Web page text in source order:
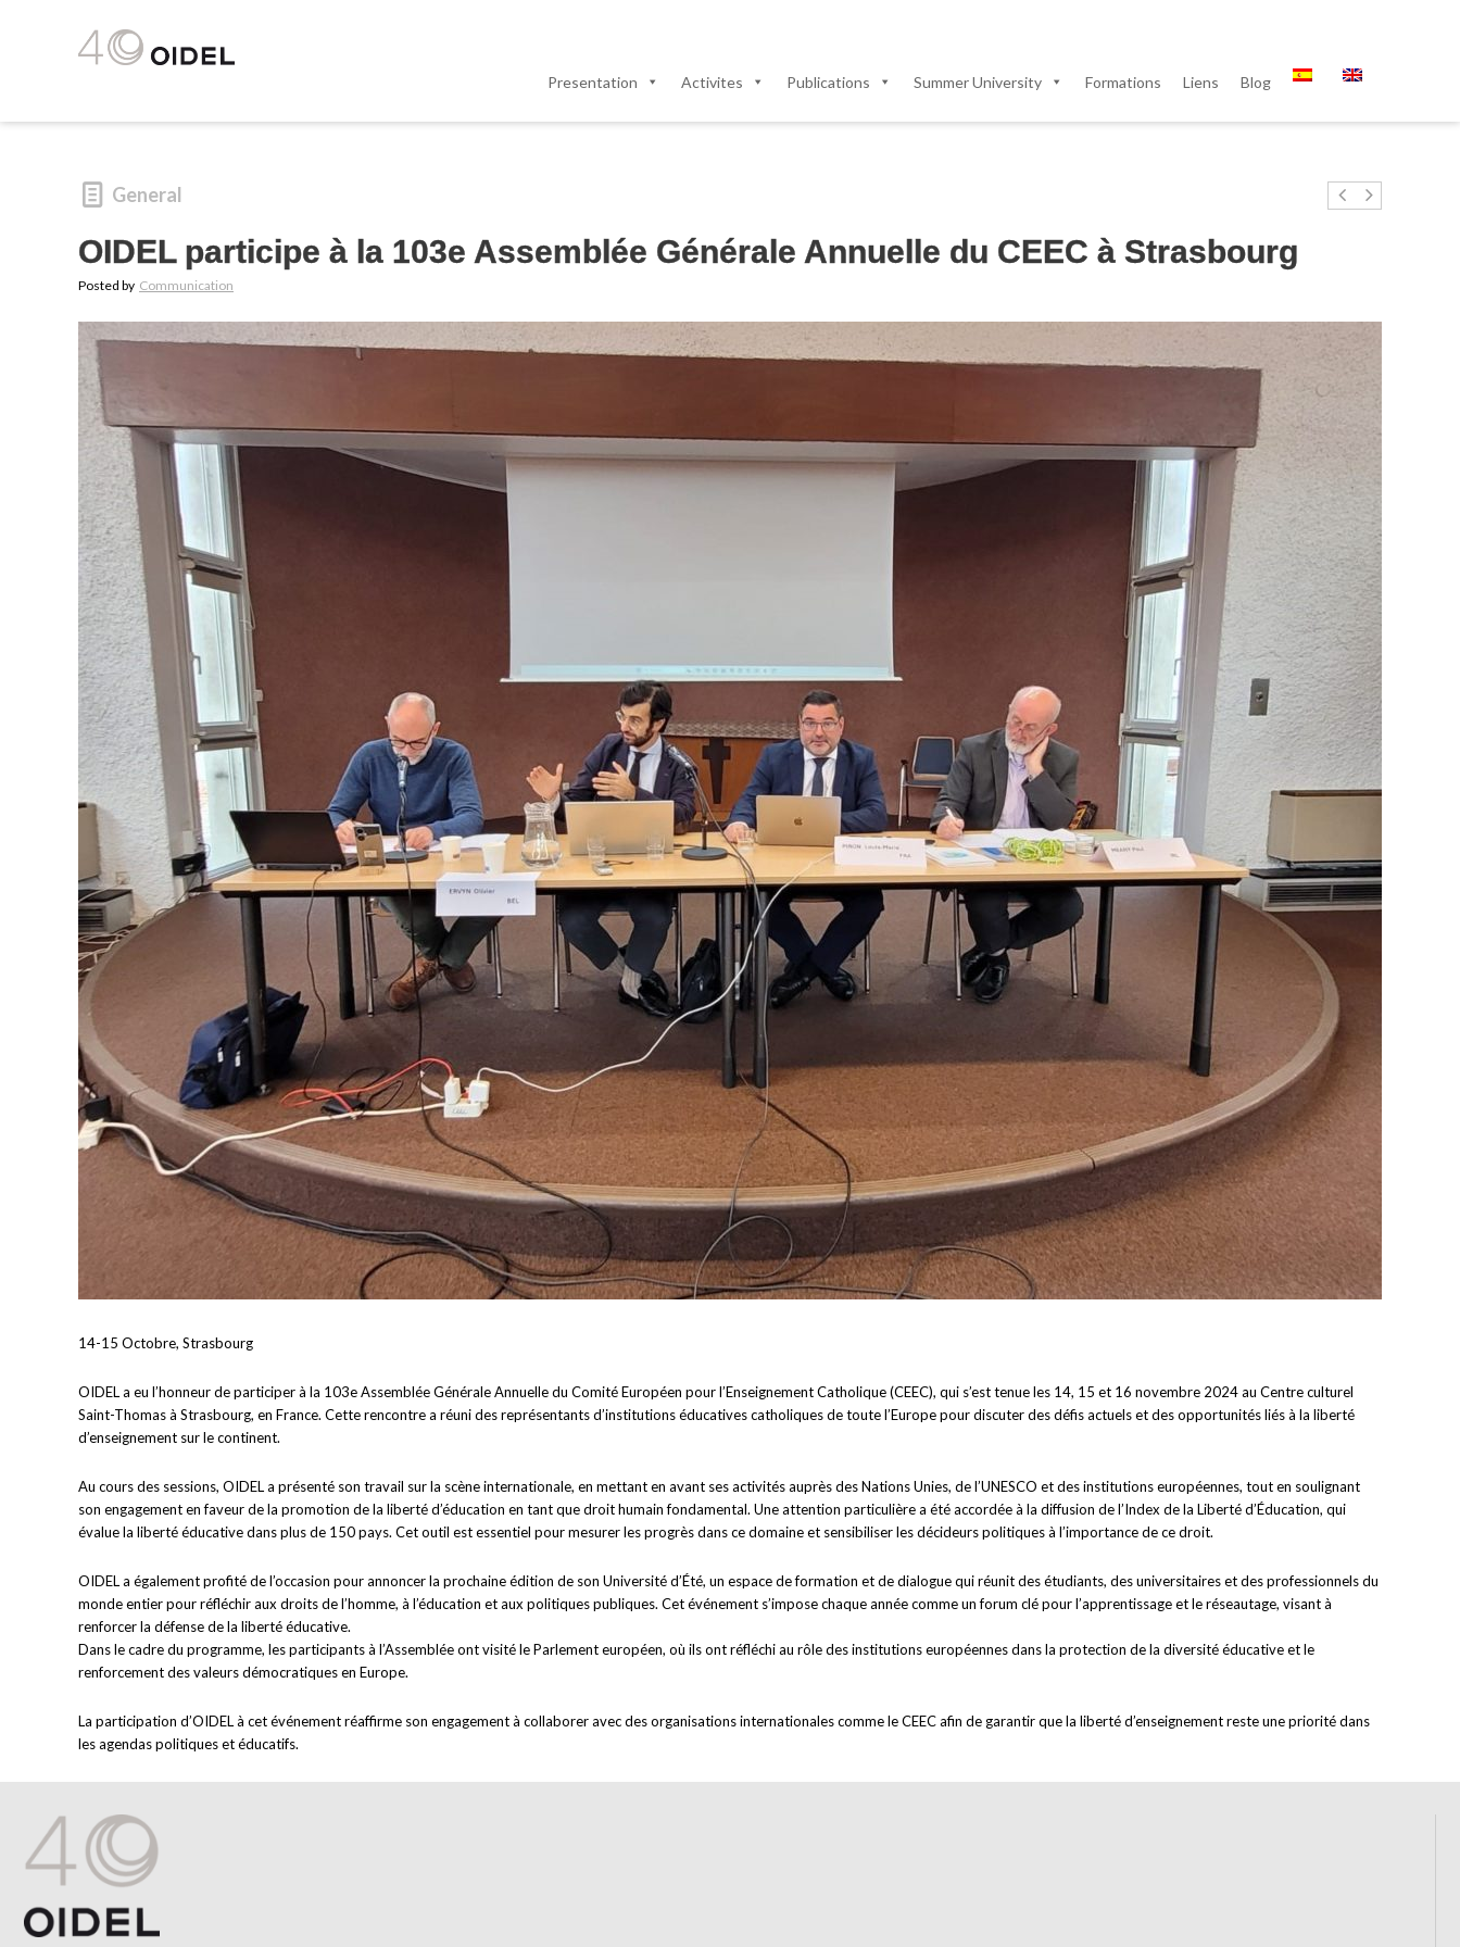
Presentation Activites Publications Summer University Formations Liens Blog
General
OIDEL participe à la 103e Assemblée Générale Annuelle du CEEC à Strasbourg
Posted by Communication
14-15 Octobre, Strasbourg
OIDEL a eu l’honneur de participer à la 103e Assemblée Générale Annuelle du Comité Européen pour l’Enseignement Catholique (CEEC), qui s’est tenue les 14, 15 et 16 novembre 2024 au Centre culturel
Saint-Thomas à Strasbourg, en France. Cette rencontre a réuni des représentants d’institutions éducatives catholiques de toute l’Europe pour discuter des défis actuels et des opportunités liés à la liberté
d’enseignement sur le continent.
Au cours des sessions, OIDEL a présenté son travail sur la scène internationale, en mettant en avant ses activités auprès des Nations Unies, de l’UNESCO et des institutions européennes, tout en soulignant
son engagement en faveur de la promotion de la liberté d’éducation en tant que droit humain fondamental. Une attention particulière a été accordée à la diffusion de l’Index de la Liberté d’Éducation, qui
évalue la liberté éducative dans plus de 150 pays. Cet outil est essentiel pour mesurer les progrès dans ce domaine et sensibiliser les décideurs politiques à l’importance de ce droit.
OIDEL a également profité de l’occasion pour annoncer la prochaine édition de son Université d’Été, un espace de formation et de dialogue qui réunit des étudiants, des universitaires et des professionnels du
monde entier pour réfléchir aux droits de l’homme, à l’éducation et aux politiques publiques. Cet événement s’impose chaque année comme un forum clé pour l’apprentissage et le réseautage, visant à
renforcer la défense de la liberté éducative.
Dans le cadre du programme, les participants à l’Assemblée ont visité le Parlement européen, où ils ont réfléchi au rôle des institutions européennes dans la protection de la diversité éducative et le
renforcement des valeurs démocratiques en Europe.
La participation d’OIDEL à cet événement réaffirme son engagement à collaborer avec des organisations internationales comme le CEEC afin de garantir que la liberté d’enseignement reste une priorité dans
les agendas politiques et éducatifs.